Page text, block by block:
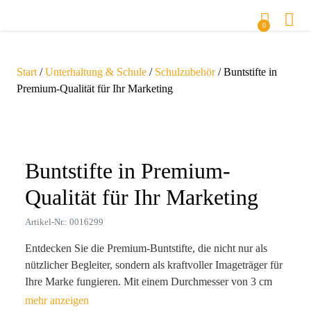
0
Start /Unterhaltung & Schule / Schulzubehör/ Buntstifte in
Premium-Qualität für Ihr Marketing
Buntstifte in Premium-
Qualität für Ihr Marketing
Artikel-Nr.: 0016299
Entdecken Sie die Premium-Buntstifte, die nicht nur als
nützlicher Begleiter, sondern als kraftvoller Imageträger für
Ihre Marke fungieren. Mit einem Durchmesser von 3 cm
und einer Länge von 13,6 cm sind sie handlich und